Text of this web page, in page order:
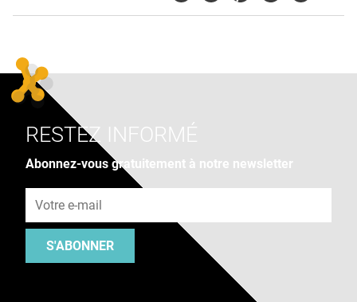
RESTEZ INFORMÉ
Abonnez-vous gratuitement à notre newsletter
S'ABONNER